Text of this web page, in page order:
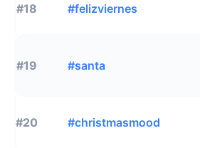
#18 #felizviernes
#19 #santa
#20 #christmasmood